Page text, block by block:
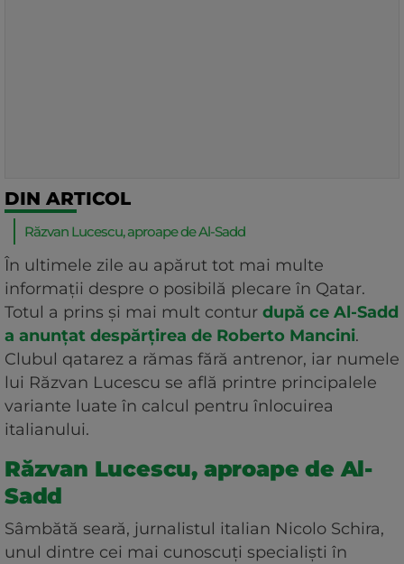
DIN ARTICOL
Răzvan Lucescu, aproape de Al-Sadd
În ultimele zile au apărut tot mai multe
informații despre o posibilă plecare în Qatar.
Totul a prins și mai mult contur după ce Al-Sadd
a anunțat despărțirea de Roberto Mancini.
Clubul qatarez a rămas fără antrenor, iar numele
lui Răzvan Lucescu se află printre principalele
variante luate în calcul pentru înlocuirea
italianului.
Răzvan Lucescu, aproape de Al-
Sadd
Sâmbătă seară, jurnalistul italian Nicolo Schira,
unul dintre cei mai cunoscuți specialiști în